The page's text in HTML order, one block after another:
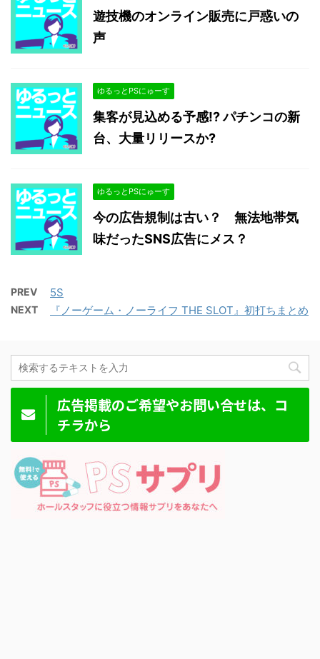
遊技機のオンライン販売に戸惑いの
声
ゆるっとPSにゅーす
集客が見込める予感!? パチンコの新
台、大量リリースか?
ゆるっとPSにゅーす
今の広告規制は古い？ 無法地帯気
味だったSNS広告にメス？
PREV 5S
NEXT 『ノーゲーム・ノーライフ THE SLOT』初打ちまとめ
広告掲載のご希望やお問い合せは、コ
チラから